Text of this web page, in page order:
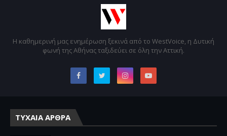
Η καθημερινή μας ενημέρωση ξεκινά από το WestVoice, η Δυτική
φωνή της Αθήνας ταξιδεύει σε όλη την Αττική.
ΤΥΧΑΙΑ ΑΡΘΡΑ